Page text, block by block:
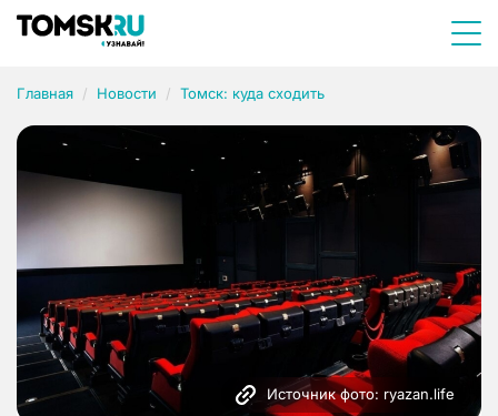
Главная Новости Томск: куда сходить
Источник фото: ryazan.life